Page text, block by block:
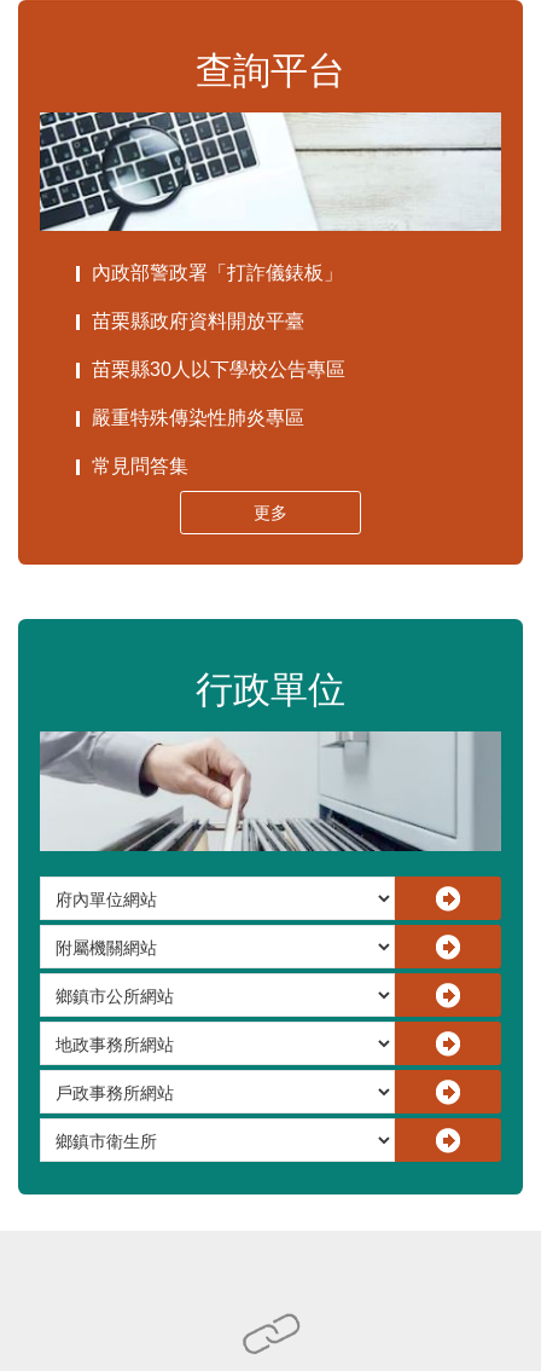
查詢平台
內政部警政署「打詐儀錶板」
苗栗縣政府資料開放平臺
苗栗縣30人以下學校公告專區
嚴重特殊傳染性肺炎專區
常見問答集
更多
行政單位